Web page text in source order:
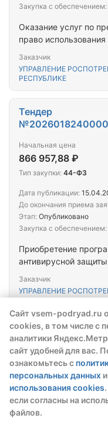
Сайт vsem-podryad.ru
cookies, в том числе с
аналитики
сайт удобней для вас.
ознакомьтесь с
персональных данных и
использования cookies
если согласны на
файлов.
Оказание услуг по
право
Заказчик
УПРАВЛЕНИЕ
РЕСПУБЛИКЕ
Закупка с обеспечением:
Приобретение
антивирусной защиты
Заказчик
УПРАВЛЕНИЕ
РЕСПУБЛИКЕ
Тендер
Начальная цена
866 957,88 ₽
Тип закупки: 44-ФЗ
Дата публикации:
До окончания приема
Этап: Опубликовано
Закупка с обеспечением:
Тендер
Начальная цена
135 900,00 ₽
Дата публикации: